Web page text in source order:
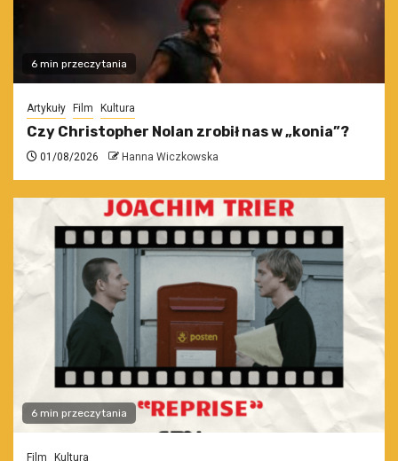
6 min przeczytania
Artykuły Film Kultura
Czy Christopher Nolan zrobił nas w „konia”?
01/08/2026 Hanna Wiczkowska
6 min przeczytania
Film Kultura